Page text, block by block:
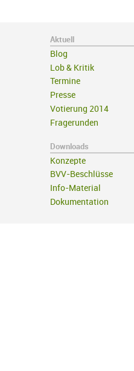
Aktuell
Blog
Lob & Kritik
Termine
Presse
Votierung 2014
Fragerunden
Downloads
Konzepte
BVV-Beschlüsse
Info-Material
Dokumentation